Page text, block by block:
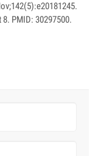
PMID: 30297500.